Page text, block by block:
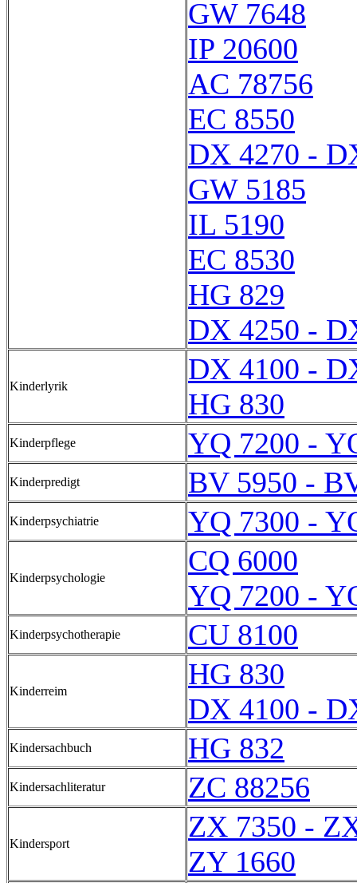
GW 7648
IP 20600
AC 78756
EC 8550
DX 4270 -
GW 5185
IL 5190
EC 8530
HG 829
DX 4250 -
Kinderlyrik
DX 4100 -
HG 830
Kinderpflege YQ 7200 -
Kinderpredigt BV 5950 -
Kinderpsychiatrie YQ 7300 -
Kinderpsychologie
CQ 6000
YQ 7200 -
Kinderpsychotherapie CU 8100
Kinderreim
HG 830
DX 4100 -
Kindersachbuch HG 832
Kindersachliteratur ZC 88256
Kindersport
ZX 7350 -
ZY 1660